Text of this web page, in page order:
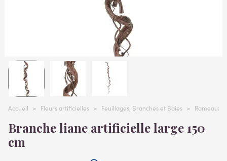
Accueil > Fleurs artificielles > Feuillages, Branches et Baies > Rameaux
Branche liane artificielle large 150
cm